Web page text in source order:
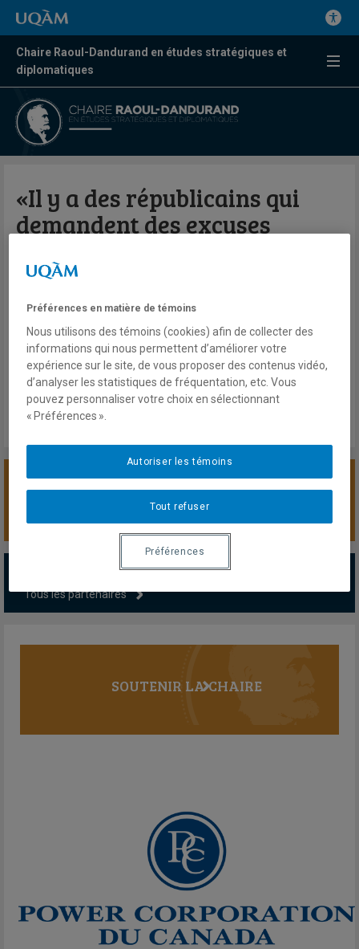
Chaire Raoul-Dandurand en études stratégiques et
diplomatiques
«Il y a des républicains qui
demandent des excuses
Radio
98,5 FM
Le Québec maintenant
Vendredi 6 février 2026
Lien externe
SOUTENIR LA CHAIRE
PARTENAIRES MAJEURS
Tous les partenaires
SOUTENIR LA CHAIRE
Préférences en matière de témoins
Nous utilisons des témoins (cookies) afin de collecter des
informations qui nous permettent d’améliorer votre
expérience sur le site, de vous proposer des contenus vidéo,
d’analyser les statistiques de fréquentation, etc. Vous
pouvez personnaliser votre choix en sélectionnant
« Préférences ».
Tout refuser
Autoriser les témoins
Préférences